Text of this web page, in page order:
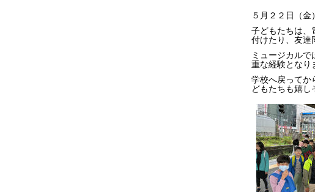
５月２２日（金
子どもたちは、
付けたり、友達
ミュージカル
重な経験となり
学校へ戻ってか
どもたちも嬉し